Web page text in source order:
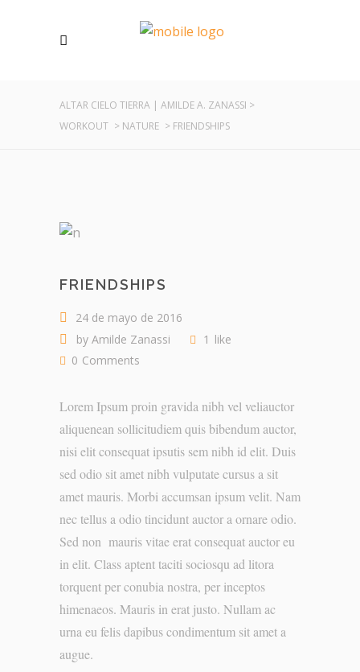
ALTAR CIELO TIERRA | AMILDE A. ZANASSI >
WORKOUT > NATURE > FRIENDSHIPS
FRIENDSHIPS
24 de mayo de 2016
by Amilde Zanassi 1 like
0 Comments
Lorem Ipsum proin gravida nibh vel veliauctor
aliquenean sollicitudiem quis bibendum auctor,
nisi elit consequat ipsutis sem nibh id elit. Duis
sed odio sit amet nibh vulputate cursus a sit
amet mauris. Morbi accumsan ipsum velit. Nam
nec tellus a odio tincidunt auctor a ornare odio.
Sed non mauris vitae erat consequat auctor eu
in elit. Class aptent taciti sociosqu ad litora
torquent per conubia nostra, per inceptos
himenaeos. Mauris in erat justo. Nullam ac
urna eu felis dapibus condimentum sit amet a
augue.